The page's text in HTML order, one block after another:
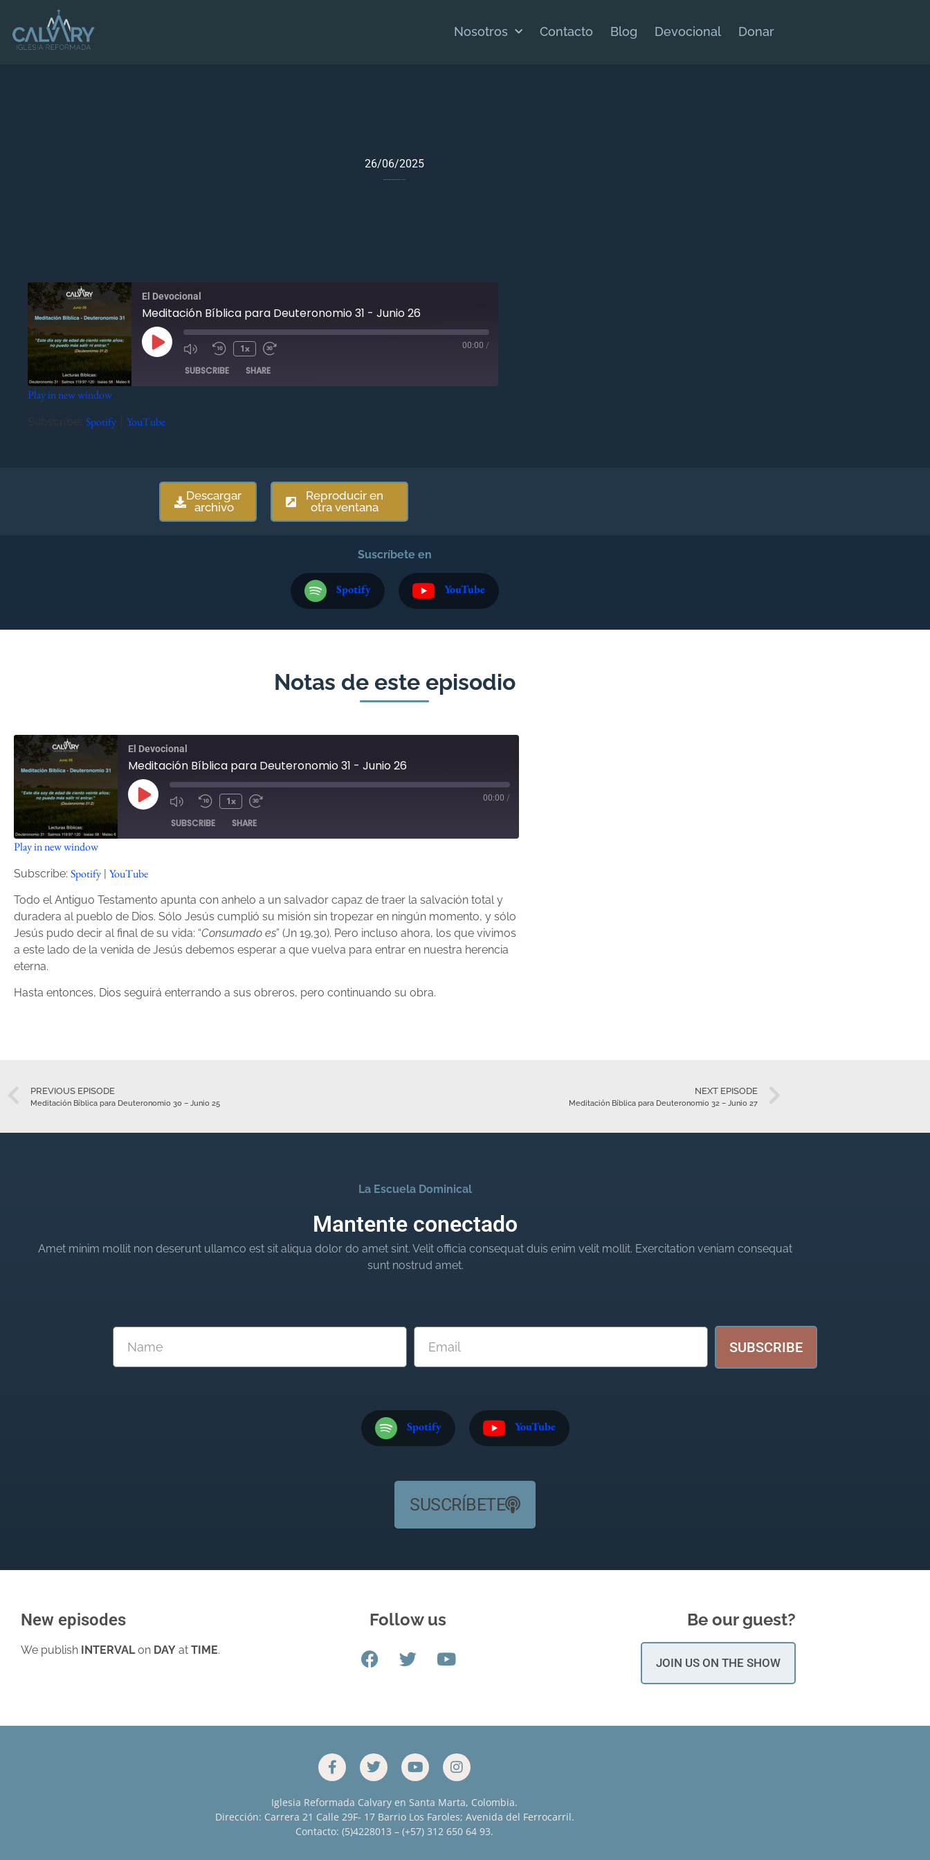
Nosotros Contacto Blog Devocional Donar
26/06/2025
El Devocional
Meditación Bíblica para Deuteronomio 31 - Junio 26
1x 00:00 /
SUBSCRIBE SHARE
Play in new window
Spotify YouTube
Descargar
archivo
Reproducir en
otra ventana
Suscríbete en
Spotify YouTube
Notas de este episodio
El Devocional
Meditación Bíblica para Deuteronomio 31 - Junio 26
1x 00:00 /
SUBSCRIBE SHARE
Spotify
RSS FEED
SHARE
LINK
EMBED
Play in new window
Subscribe: Spotify | YouTube
Todo el Antiguo Testamento apunta con anhelo a un salvador capaz de traer la salvación total y
duradera al pueblo de Dios. Sólo Jesús cumplió su misión sin tropezar en ningún momento, y sólo
Jesús pudo decir al final de su vida: “Consumado es” (Jn 19,30). Pero incluso ahora, los que vivimos
a este lado de la venida de Jesús debemos esperar a que vuelva para entrar en nuestra herencia
eterna.
Hasta entonces, Dios seguirá enterrando a sus obreros, pero continuando su obra.
PREVIOUS EPISODE
Meditación Bíblica para Deuteronomio 30 – Junio 25
NEXT EPISODE
Meditación Bíblica para Deuteronomio 32 – Junio 27
La Escuela Dominical
Mantente conectado
Amet minim mollit non deserunt ullamco est sit aliqua dolor do amet sint. Velit officia consequat duis enim velit mollit. Exercitation veniam consequat
sunt nostrud amet.
SUBSCRIBE
Spotify YouTube
SUSCRÍBETE
New episodes
We publish INTERVALon DAY at TIME.
Follow us Be our guest?
JOIN US ON THE SHOW
Iglesia Reformada Calvary en Santa Marta, Colombia.
Dirección: Carrera 21 Calle 29F- 17 Barrio Los Faroles; Avenida del Ferrocarril.
Contacto: (5)4228013 – (+57) 312 650 64 93.